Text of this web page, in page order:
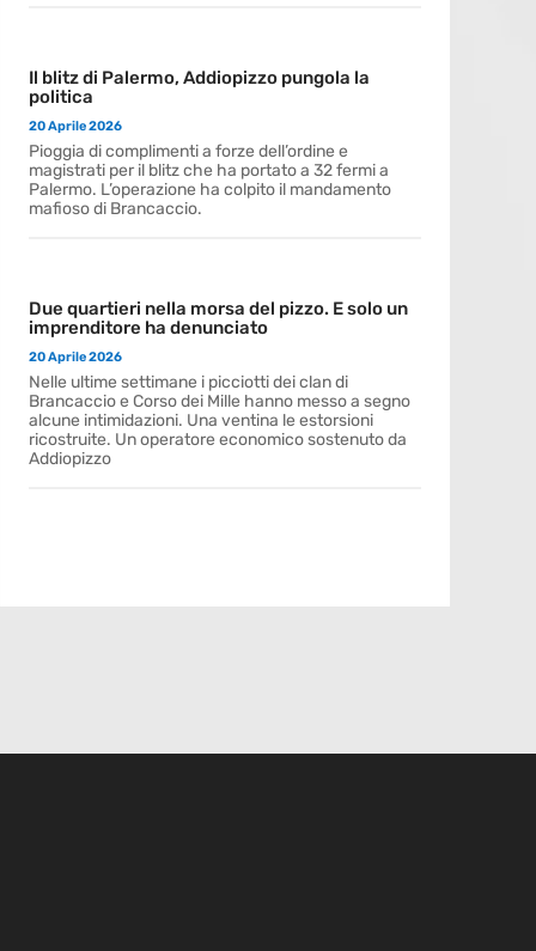
Il blitz di Palermo, Addiopizzo pungola la
politica
20 Aprile 2026
Pioggia di complimenti a forze dell’ordine e
magistrati per il blitz che ha portato a 32 fermi a
Palermo. L’operazione ha colpito il mandamento
mafioso di Brancaccio.
Due quartieri nella morsa del pizzo. E solo un
imprenditore ha denunciato
20 Aprile 2026
Nelle ultime settimane i picciotti dei clan di
Brancaccio e Corso dei Mille hanno messo a segno
alcune intimidazioni. Una ventina le estorsioni
ricostruite. Un operatore economico sostenuto da
Addiopizzo